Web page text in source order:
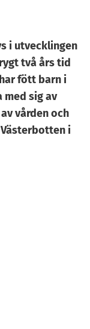
i utvecklingen
två års tid
fött barn i
sig av
vården och
i